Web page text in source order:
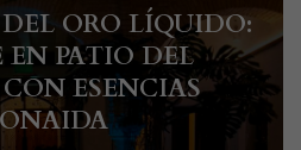
ORO LÍQUIDO:
EN PATIO DEL
ESENCIAS